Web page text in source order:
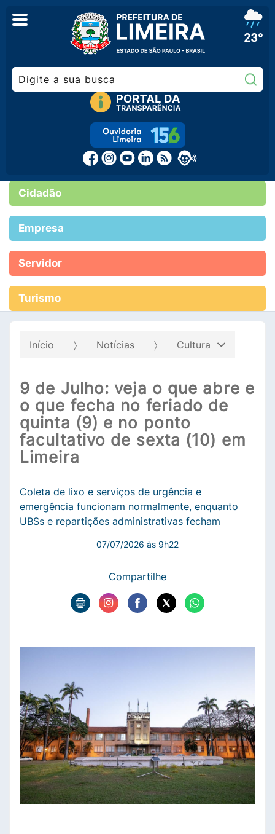
23°
Cidadão
Empresa
Servidor
Turismo
Início Notícias Cultura
9 de Julho: veja o que abre e
o que fecha no feriado de
quinta (9) e no ponto
facultativo de sexta (10) em
Limeira
Coleta de lixo e serviços de urgência e
emergência funcionam normalmente, enquanto
UBSs e repartições administrativas fecham
07/07/2026 às 9h22
Compartilhe